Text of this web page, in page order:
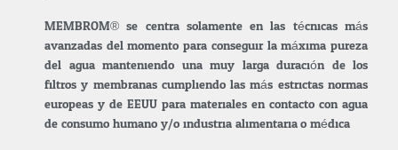
MEMBROM® se centra solamente en las técnicas más
avanzadas del momento para conseguir la máxima pureza
del agua manteniendo una muy larga duración de los
filtros y membranas cumpliendo las más estrictas normas
europeas y de EEUU para materiales en contacto con agua
de consumo humano y/o industria alimentaria.o médica.